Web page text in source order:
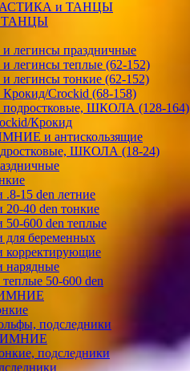
и ТАНЦЫ
ТАНЦЫ
и легинсы праздничные
и легинсы теплые (62-152)
и легинсы тонкие (62-152)
Крокид/Crockid (68-158)
подростковые, ШКОЛА (128-164)
Крокид
и антискользящие
ШКОЛА (18-24)
.8-15 den летние
20-40 den тонкие
50-600 den теплые
для беременных
корректирующие
нарядные
50-600 den
подследники
подследники